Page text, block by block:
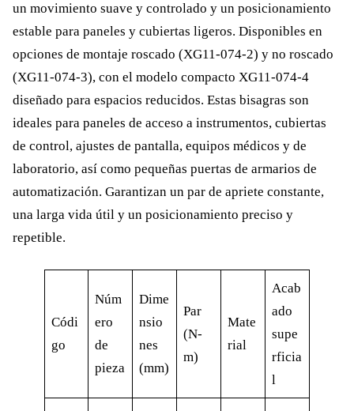
un movimiento suave y controlado y un posicionamiento
estable para paneles y cubiertas ligeros. Disponibles en
opciones de montaje roscado (XG11-074-2) y no roscado
(XG11-074-3), con el modelo compacto XG11-074-4
diseñado para espacios reducidos. Estas bisagras son
ideales para paneles de acceso a instrumentos, cubiertas
de control, ajustes de pantalla, equipos médicos y de
laboratorio, así como pequeñas puertas de armarios de
automatización. Garantizan un par de apriete constante,
una larga vida útil y un posicionamiento preciso y
repetible.
Códi
go
Núm
ero
de
pieza
Dime
nsio
nes
(mm)
Par
(N-
m)
Mate
rial
Acab
ado
supe
rficia
l